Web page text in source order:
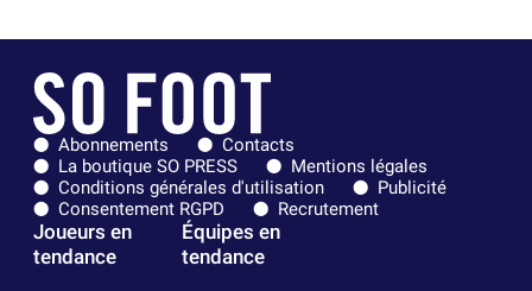
Abonnements
Contacts
La boutique SO PRESS
Mentions légales
Conditions générales d'utilisation
Publicité
Consentement RGPD
Recrutement
Joueurs en
tendance
Équipes en
tendance